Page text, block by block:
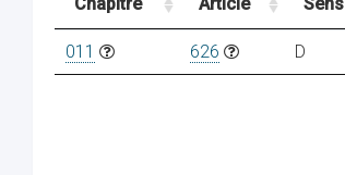
011 626 D